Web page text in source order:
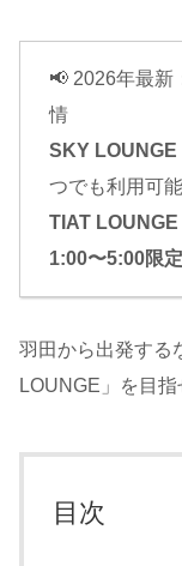
📢 2026年最新
情
SKY LOUNGE
つでも利用可
TIAT LOUNGE
1:00〜5:00限定
羽田から出発する
LOUNGE」を目
目次